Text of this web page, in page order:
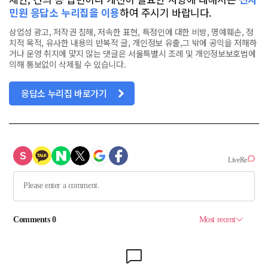
민원 응답소 누리집을 이용하여 주시기 바랍니다.
상업성 광고, 저작권 침해, 저속한 표현, 특정인에 대한 비방, 명예훼손, 정
치적 목적, 유사한 내용의 반복적 글, 개인정보 유출,그 밖에 공익을 저해하
거나 운영 취지에 맞지 않는 댓글은 서울특별시 조례 및 개인정보보호법에
의해 통보없이 삭제될 수 있습니다.
응답소 누리집 바로가기